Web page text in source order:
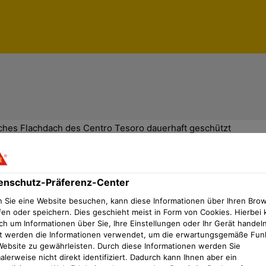
Flachdach des Centro Tesoro dauerhaft geschützt
maximale Langlebigkeit
Centro Tesoro in München. Das
und die Photovoltaikanlage auf dem
unter solch hohen Anforderungen ein dauerhaft
Präferenz-Center
Sie eine Website besuchen, kann diese Informationen über Ihren
oder speichern. Dies geschieht meist in Form von Cookies. Hierbei
um Informationen über Sie, Ihre Einstellungen oder Ihr Gerät
werden die Informationen verwendet, um die erwartungsgemäße
zu gewährleisten. Durch diese Informationen werden Sie
nicht direkt identifiziert. Dadurch kann Ihnen aber ein